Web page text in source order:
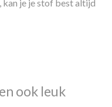
je je stof best altijd
ook leuk